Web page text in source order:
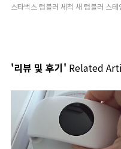
스타벅스 텀블러 세척 새 텀블러 스
'리뷰 및 후기' Related